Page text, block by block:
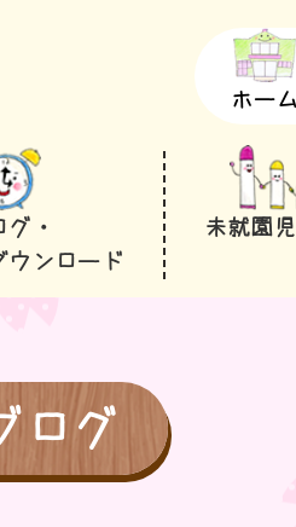
グ・
ウンロード
未就園
ホーム
ログ